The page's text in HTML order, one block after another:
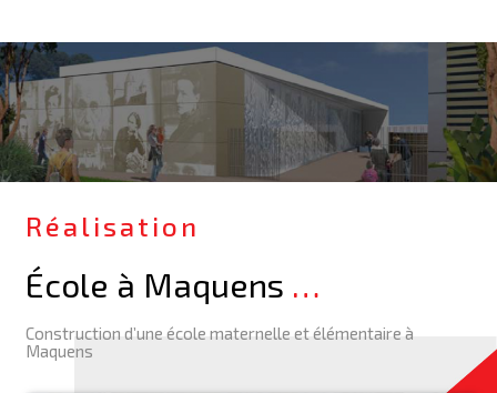
Réalisation
École à Maquens …
Construction d’une école maternelle et élémentaire à
Maquens